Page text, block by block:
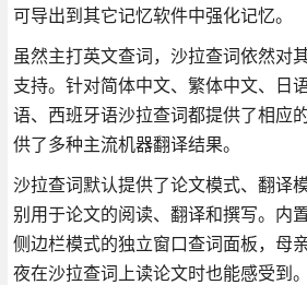
可导出到其它记忆软件中强化记忆。
虽然主打英文查词，沙拉查词依然对
支持。针对简体中文、繁体中文、日
语、西班牙语沙拉查词都提供了相应
供了多种主流机器翻译结果。
沙拉查词默认提供了论文模式、翻译
别用于论文的阅读、翻译和撰写。内
侧边栏模式的独立窗口查词面板，母
夜在沙拉查词上读论文时也能感受到。